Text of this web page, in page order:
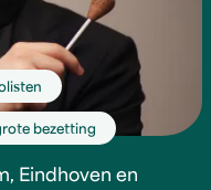
Eindhoven en
bezetting